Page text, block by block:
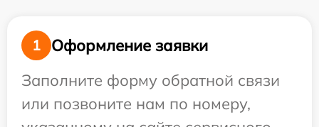
1
Оформление заявки
Заполните форму обратной связи
или позвоните нам по номеру,